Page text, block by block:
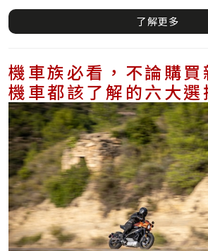
了解更多
機車族必看，不論購買
機車都該了解的六大選